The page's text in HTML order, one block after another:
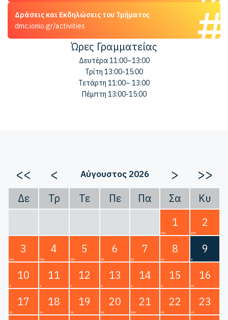
Δράσεις και Εκδηλώσεις του Τμήματος
dmc.ionio.gr/activities
Ώρες Γραμματείας
Δευτέρα 11:00–13:00
Τρίτη 13:00-15:00
Τετάρτη 11:00– 13:00
Πέμπτη 13:00-15:00
<< < Αύγουστος 2026 > >>
Δε Τρ Τε Πε Πα Σα
Κυ
1
2
3
4 5 6 7 8
9
10
11 12 13 14 15
16
17
18 19 20 21 22
23